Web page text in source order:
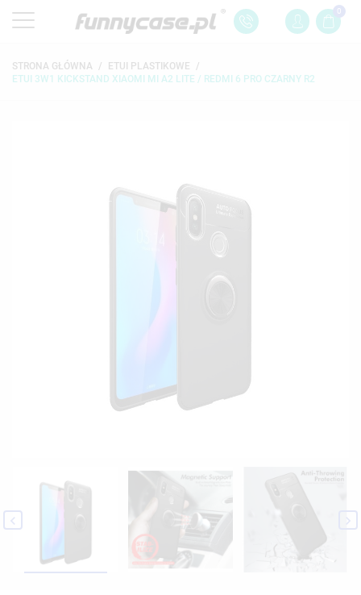
0
STRONA GŁÓWNA
ETUI PLASTIKOWE
ETUI 3W1 KICKSTAND XIAOMI MI A2 LITE / REDMI 6 PRO CZARNY R2
 